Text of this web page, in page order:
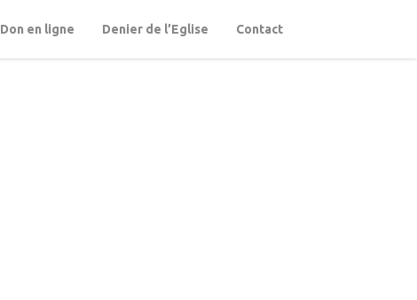
Don en ligne Denier de l’Eglise Contact